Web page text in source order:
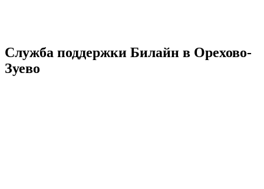
Служба поддержки Билайн в Орехово-
Зуево